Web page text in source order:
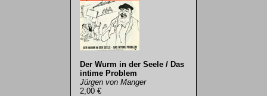
Der Wurm in der Seele / Das
intime Problem
Jürgen von Manger
2,00 €